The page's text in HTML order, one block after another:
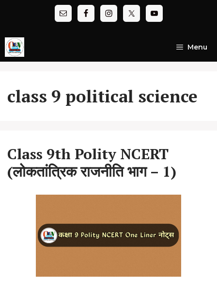
Menu
class 9 political science
Class 9th Polity NCERT
(लोकतांत्रिक राजनीति भाग – 1)